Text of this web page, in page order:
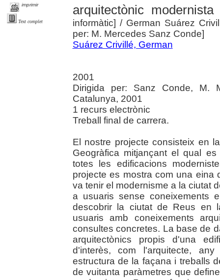
imprimir
Text complet
arquitectònic
informàtic] / German Suárez
per: M. Mercedes Sanz Conde]
Suárez Crivillé, German
2001
Dirigida per: Sanz Conde, M.
Catalunya, 2001
1 recurs electrònic
Treball final de carrera.
El nostre projecte consisteix en
Geogràfica mitjançant el qual
totes les edificacions
projecte es mostra com una eina
va tenir el modernisme a la ciutat
a usuaris sense coneixements
descobrir la ciutat de Reus en
usuaris amb coneixements
consultes concretes. La base de
arquitectònics propis d'una
d'interès, com l'arquitecte,
estructura de la façana i treballs
de vuitanta paràmetres que